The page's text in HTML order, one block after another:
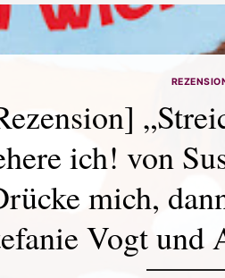
ich! von
mich,
Vogt und